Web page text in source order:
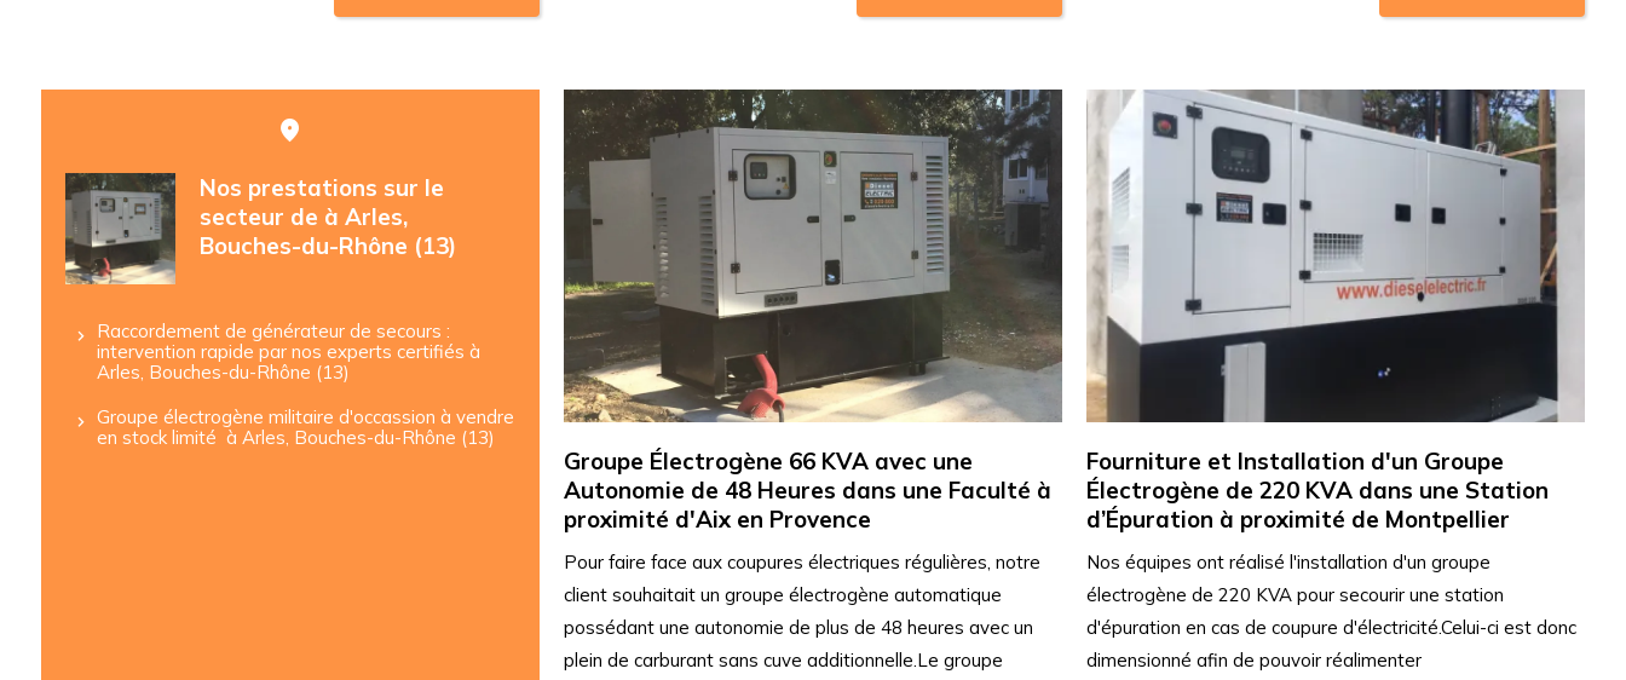
Nos prestations sur le
secteur de à Arles,
Bouches-du-Rhône (13)
Raccordement de générateur de secours :
intervention rapide par nos experts certifiés à
Arles, Bouches-du-Rhône (13)
Groupe électrogène militaire d'occassion à vendre
en stock limité à Arles, Bouches-du-Rhône (13)
Groupe Électrogène 66 KVA avec une
Autonomie de 48 Heures dans une Faculté à
proximité d'Aix en Provence
Pour faire face aux coupures électriques régulières, notre
client souhaitait un groupe électrogène automatique
possédant une autonomie de plus de 48 heures avec un
plein de carburant sans cuve additionnelle.Le groupe
Fourniture et Installation d'un Groupe
Électrogène de 220 KVA dans une Station
d’Épuration à proximité de Montpellier
Nos équipes ont réalisé l'installation d'un groupe
électrogène de 220 KVA pour secourir une station
d'épuration en cas de coupure d'électricité.Celui-ci est donc
dimensionné afin de pouvoir réalimenter